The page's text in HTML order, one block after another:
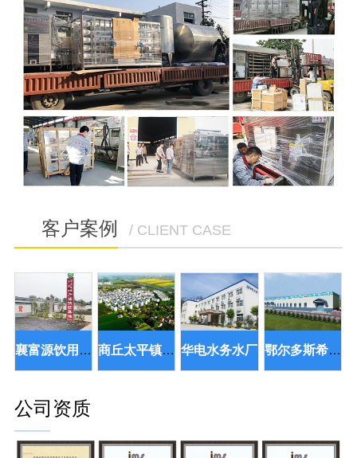
客户案例 / CLIENT CASE
襄富源饮用水扶贫项目 商丘太平镇矿泉水项目厂 华电水务水厂 鄂尔多斯希布尔矿泉水项目
公司资质